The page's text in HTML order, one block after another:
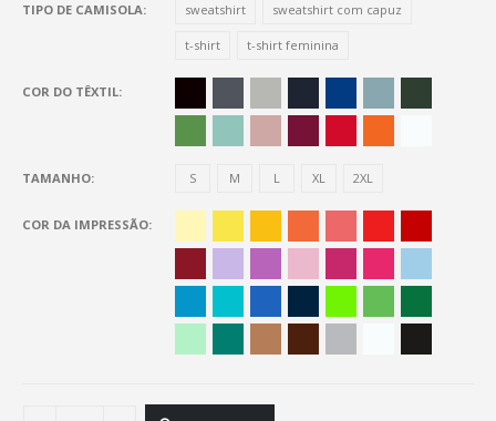
TIPO DE CAMISOLA sweatshirt sweatshirt com capuz
t-shirt t-shirt feminina
COR DO TÊXTIL
TAMANHO S M L XL 2XL
COR DA IMPRESSÃO